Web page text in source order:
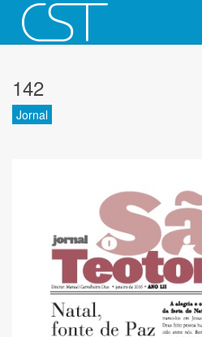
142
Jornal